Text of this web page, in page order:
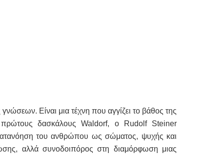
Είναι μια τέχνη που αγγίζει το βάθος της
πρώτους δασκάλους Waldorf, ο Rudolf Steiner
του ανθρώπου ως σώματος, ψυχής και
αλλά συνοδοιπόρος στη διαμόρφωση μιας